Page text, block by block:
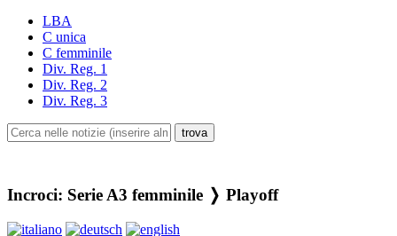
LBA
C unica
C femminile
Div. Reg. 1
Div. Reg. 2
Div. Reg. 3
Incroci: Serie A3 femminile ❭ Playoff